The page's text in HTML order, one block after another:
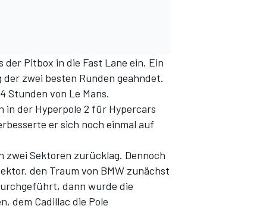
Pitbox in die Fast Lane ein. Ein
zwei besten Runden geahndet.
Stunden von Le Mans.
der Hyperpole 2 für Hypercars
er sich noch einmal auf
zwei Sektoren zurücklag. Dennoch
den Traum von BMW zunächst
dann wurde die
dem Cadillac die Pole